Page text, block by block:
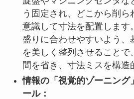
う固定され、どこから削ら
意識して寸法を配置します
盛りに合わせやすいよう、
を美しく整列させることで
間を省き、寸法ミスを構造
情報の「視覚的ゾーニング
ール：